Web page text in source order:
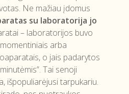
Ne mažiau įdomus
su laboratorija jo
– laboratorijos buvo
arba
o jais padarytos
Tai senoji
išpopuliarėjusi tarpukariu.